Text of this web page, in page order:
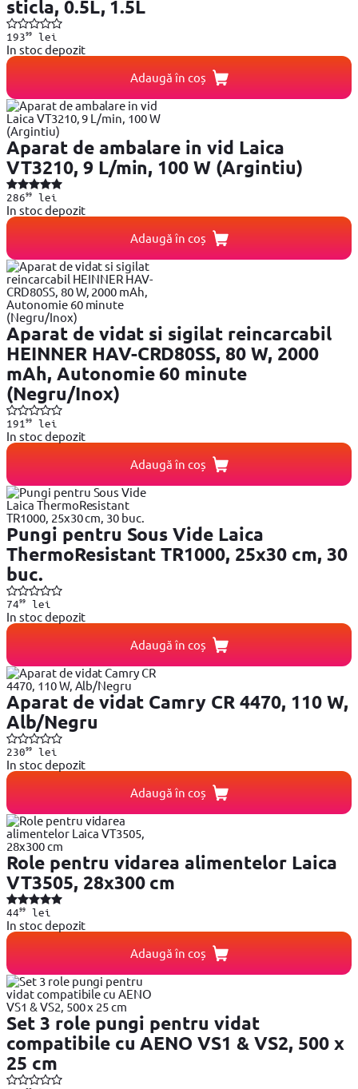
sticla, 0.5L, 1.5L
19399lei
In stoc depozit
Adaugă în coș
Aparat de ambalare in vid Laica
VT3210, 9 L/min, 100 W (Argintiu)
28699lei
In stoc depozit
Adaugă în coș
Aparat de vidat si sigilat reincarcabil
HEINNER HAV-CRD80SS, 80 W, 2000
mAh, Autonomie 60 minute
(Negru/Inox)
191 99lei
In stoc depozit
Adaugă în coș
Pungi pentru Sous Vide Laica
ThermoResistant TR1000, 25x30 cm, 30
buc.
7499lei
In stoc depozit
Adaugă în coș
Aparat de vidat Camry CR 4470, 110 W,
Alb/Negru
23099lei
In stoc depozit
Adaugă în coș
Role pentru vidarea alimentelor Laica
VT3505, 28x300 cm
4499lei
In stoc depozit
Adaugă în coș
Set 3 role pungi pentru vidat
compatibile cu AENO VS1 & VS2, 500 x
25 cm